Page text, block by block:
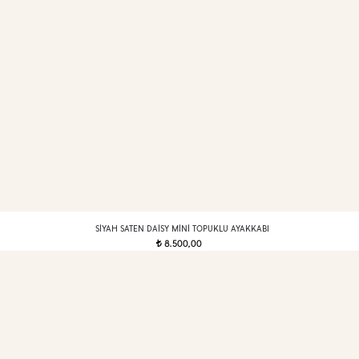
SIYAH SATEN DAISY MINI TOPUKLU AYAKKABI
t8.500,00